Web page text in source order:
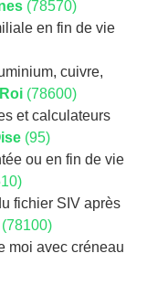
(78570)
en fin de vie
cuivre,
(78600)
et calculateurs
(95)
ou en fin de vie
fichier SIV après
(78100)
moi avec créneau